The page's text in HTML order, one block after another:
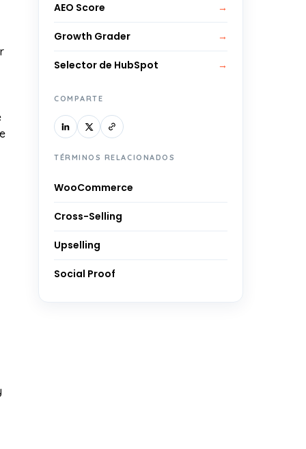
AEO Score →
Growth Grader →
Selector de HubSpot →
COMPARTE
TÉRMINOS RELACIONADOS
WooCommerce
Cross-Selling
Upselling
Social Proof